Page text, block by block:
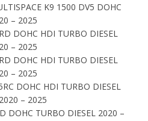
K9 1500 DV5 DOHC
– 2025
DOHC HDI TURBO DIESEL
– 2025
DOHC HDI TURBO DIESEL
– 2025
DOHC HDI TURBO DIESEL
– 2025
DOHC TURBO DIESEL 2020 –